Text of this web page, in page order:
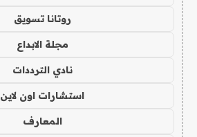
روتانا تسويق
مجلة الابداع
نادي الترددات
استشارات اون لاين
المعارف